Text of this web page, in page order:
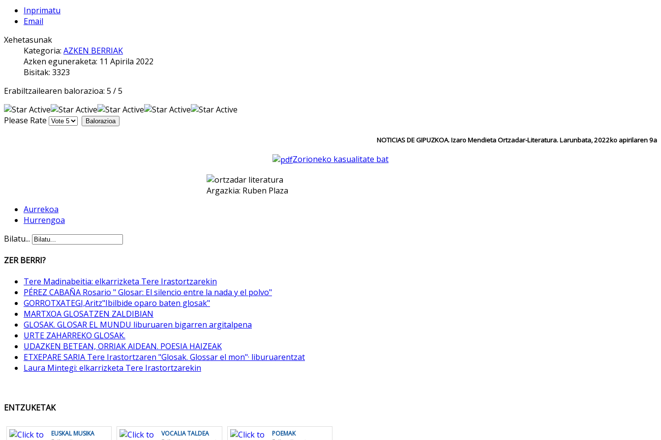
Inprimatu
Email
Xehetasunak
Kategoria: AZKEN BERRIAK
Azken eguneraketa: 11 Apirila 2022
Bisitak: 3323
Erabiltzailearen balorazioa: 5 /5
Please Rate
NOTICIAS DE GIPUZKOA. Izaro Mendieta Ortzadar-Literatura. Larunbata, 2022ko apirilaren 9a
Zorioneko kasualitate bat
Argazkia: Ruben Plaza
Aurrekoa
Hurrengoa
Bilatu...
ZER BERRI?
Tere Madinabeitia: elkarrizketa Tere Irastortzarekin
PÉREZ CABAÑA Rosario " Glosar: El silencio entre la nada y el polvo"
GORROTXATEGI,Aritz"Ibilbide oparo baten glosak"
MARTXOA GLOSATZEN ZALDIBIAN
GLOSAK. GLOSAR EL MUNDU liburuaren bigarren argitalpena
URTE ZAHARREKO GLOSAK.
UDAZKEN BETEAN, ORRIAK AIDEAN. POESIA HAIZEAK
ETXEPARE SARIA Tere Irastortzaren "Glosak. Glossar el mon"· liburuarentzat
Laura Mintegi: elkarrizketa Tere Irastortzarekin
ENTZUKETAK
EUSKAL MUSIKA VOCALIA TALDEA POEMAK